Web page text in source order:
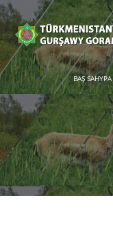
BAŞ SAHYPA